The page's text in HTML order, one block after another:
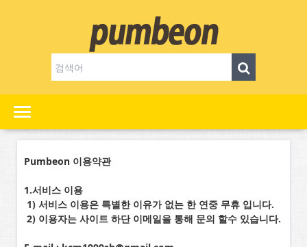
Pumbeon 이용약관
1.서비스 이용
1) 서비스 이용은 특별한 이유가 없는 한 연중 무휴 입니다.
2) 이용자는 사이트 하단 이메일을 통해 문의 할수 있습니다.